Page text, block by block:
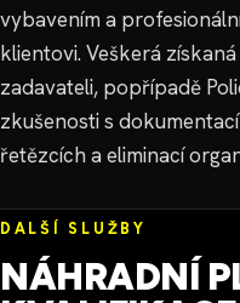
vybavením a
klientovi. Veškerá
zadavateli, popřípadě
zkušenosti s
řetězcích a eliminací
DALŠÍ SLUŽBY
NÁHRADNÍ